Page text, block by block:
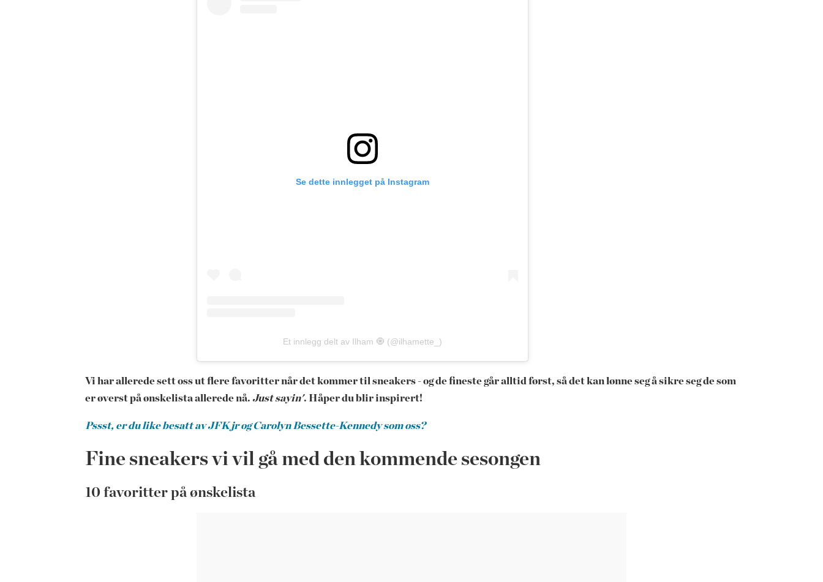
Se dette innlegget på Instagram
Et innlegg delt av Ilham 🧿 (@ilhamette_)
Vi har allerede sett oss ut flere favoritter når det kommer til sneakers - og de fineste går alltid først, så det kan lønne seg å sikre seg de som
er øverst på ønskelista allerede nå. Just sayin'. Håper du blir inspirert!
Pssst, er du like besatt av JFK jr og Carolyn Bessette-Kennedy som oss?
Fine sneakers vi vil gå med den kommende sesongen
10 favoritter på ønskelista